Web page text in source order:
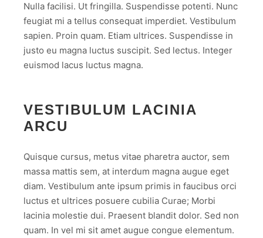
Nulla facilisi. Ut fringilla. Suspendisse potenti. Nunc
feugiat mi a tellus consequat imperdiet. Vestibulum
sapien. Proin quam. Etiam ultrices. Suspendisse in
justo eu magna luctus suscipit. Sed lectus. Integer
euismod lacus luctus magna.
VESTIBULUM LACINIA
ARCU
Quisque cursus, metus vitae pharetra auctor, sem
massa mattis sem, at interdum magna augue eget
diam. Vestibulum ante ipsum primis in faucibus orci
luctus et ultrices posuere cubilia Curae; Morbi
lacinia molestie dui. Praesent blandit dolor. Sed non
quam. In vel mi sit amet augue congue elementum.